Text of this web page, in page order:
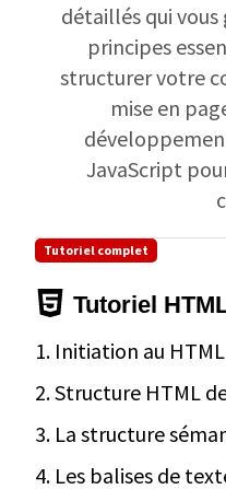
détaillés qui
principes
structurer votre
mise en
JavaScript
Tutoriel complet
Tutoriel
1. Initiation au HTML
2. Structure HTML
3. La structure
4. Les balises de